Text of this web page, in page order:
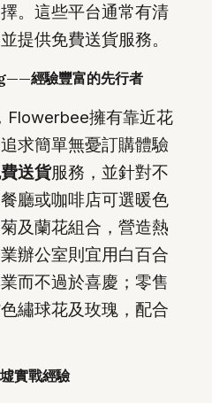
。這些平台通常有清
提供免費送貨服務。
經驗豐富的先行者
Flowerbee擁有靠近花
求簡單無憂訂購體驗
送貨服務，並針對不
廳或咖啡店可選暖色
及蘭花組合，營造熱
辦公室則宜用白百合
而不過於喜慶；零售
繡球花及玫瑰，配合
實戰經驗